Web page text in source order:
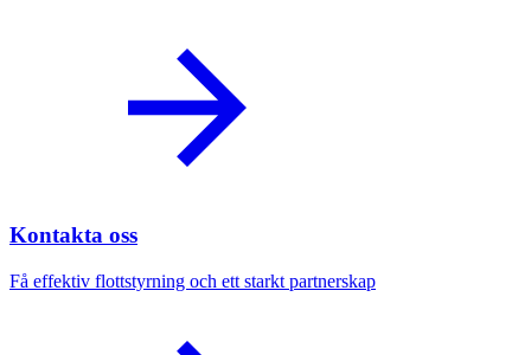
Kontakta oss
Få effektiv flottstyrning och ett starkt partnerskap